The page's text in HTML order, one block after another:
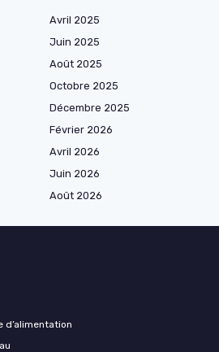
Avril 2025
Juin 2025
Août 2025
Octobre 2025
Décembre 2025
Février 2026
Avril 2026
Juin 2026
Août 2026
d’alimentation